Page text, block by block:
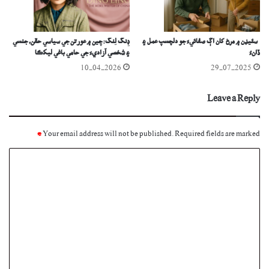
سئيڊن ۾ مرڻ کان اڳ صفائيءَ جو دلچسپ عمل ۽
ڏانءُ
29-07-2025
ڊِنگ لِنگ: چين ۾ عورتن جي سياسي حقن، جنسي
۽ شخصي آزاديءَ جي حامي باغي ليکڪا
10-04-2026
Leave a Reply
Your email address will not be published.Required fields are marked
*